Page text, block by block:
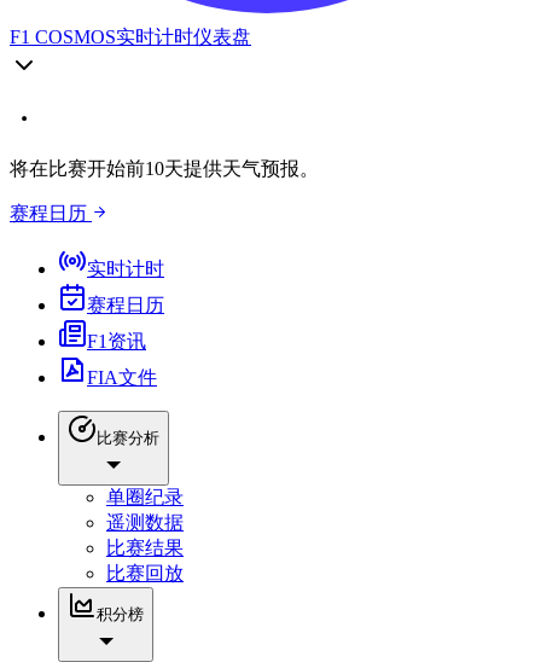
F1 COSMOS实时计时仪表盘
将在比赛开始前10天提供天气预报。
赛程日历
实时计时
赛程日历
F1资讯
FIA文件
比赛分析
单圈纪录
遥测数据
比赛结果
比赛回放
积分榜